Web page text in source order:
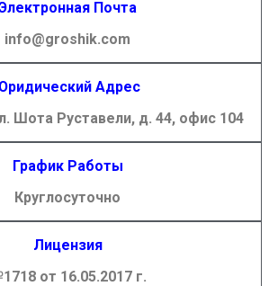
Почта
info@groshik.com
Адрес
Шота Руставели, д. 44, офис 104
График Работы
Круглосуточно
Лицензия
от 16.05.2017 г.